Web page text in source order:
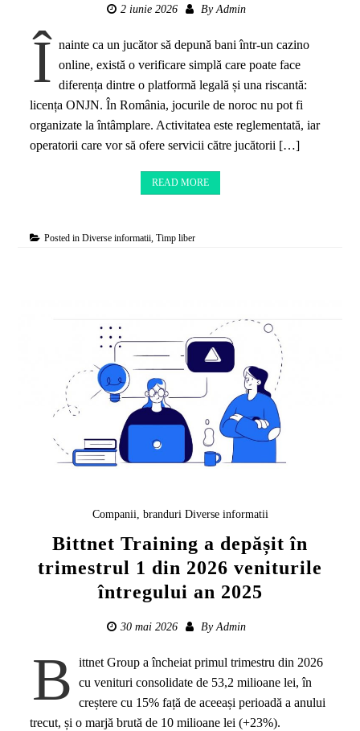
2 iunie 2026 ByAdmin
Î nainte ca un jucător să depună bani într-un cazino
online, există o verificare simplă care poate face
diferența dintre o platformă legală și una riscantă:
licența ONJN. În România, jocurile de noroc nu pot fi
organizate la întâmplare. Activitatea este reglementată, iar
operatorii care vor să ofere servicii către jucătorii […]
READ MORE
Posted inDiverse informatii,Timp liber
Companii, branduri Diverse informatii
Bittnet Training a depășit în
trimestrul 1 din 2026 veniturile
întregului an 2025
30 mai 2026 ByAdmin
B
ittnet Group a încheiat primul trimestru din 2026
cu venituri consolidate de 53,2 milioane lei, în
creștere cu 15% față de aceeași perioadă a anului
trecut, și o marjă brută de 10 milioane lei (+23%).